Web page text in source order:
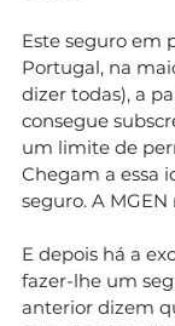
Este seguro em
Portugal, na
dizer todas), a
consegue
um limite de
Chegam a essa
seguro. A MGEN
E depois há a
fazer-lhe um
anterior dizem